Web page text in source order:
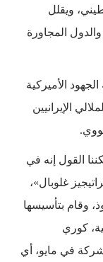
ويقلل
المجاورة
الأميركية
الإيرانيين
القول إنه في
غلوبال»،
وقام بتأسيسها
كوري
في مايو، أي